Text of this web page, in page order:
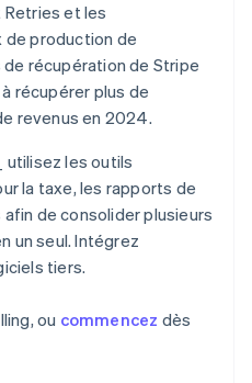
et les
production de
récupération de Stripe
récupérer plus de
revenus en 2024.
utilisez les outils
la taxe, les rapports de
de consolider plusieurs
un seul. Intégrez
tiers.
ou commencez dès